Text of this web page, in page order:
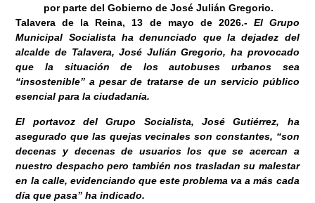
por parte del Gobierno de José Julián Gregorio.
Talavera de la Reina, 13 de mayo de 2026.- El Grupo
Municipal Socialista ha denunciado que la dejadez del
alcalde de Talavera, José Julián Gregorio, ha provocado
que la situación de los autobuses urbanos sea
“insostenible” a pesar de tratarse de un servicio público
esencial para la ciudadanía.
El portavoz del Grupo Socialista, José Gutiérrez, ha
asegurado que las quejas vecinales son constantes, “son
decenas y decenas de usuarios los que se acercan a
nuestro despacho pero también nos trasladan su malestar
en la calle, evidenciando que este problema va a más cada
día que pasa” ha indicado.